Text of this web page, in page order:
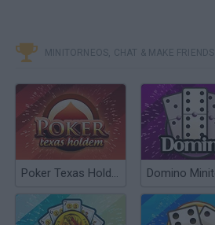
MINITORNEOS, CHAT & MAKE FRIENDS
Poker Texas Hold’em